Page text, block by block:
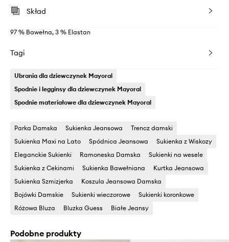
Skład
97 % Bawełna, 3 % Elastan
Tagi
Ubrania dla dziewczynek Mayoral
Spodnie i legginsy dla dziewczynek Mayoral
Spodnie materiałowe dla dziewczynek Mayoral
Parka Damska Sukienka Jeansowa
Trencz damski
Sukienka Maxi na Lato
Spódnica Jeansowa
Sukienka z Wiskozy
Eleganckie Sukienki
Ramoneska Damska
Sukienki na wesele
Sukienka z Cekinami
Sukienka Bawełniana
Kurtka Jeansowa
Sukienka Szmizjerka
Koszula Jeansowa Damska
Bojówki Damskie
Sukienki wieczorowe
Sukienki koronkowe
Różowa Bluza
Bluzka Guess Białe Jeansy
Podobne produkty